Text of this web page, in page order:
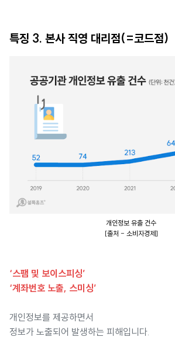
특징 3. 본사 직영 대리점(=코드점)
개인정보 유출 건수
[출처 - 소비자경제]
‘스팸 및 보이스피싱’
‘계좌번호 노출, 스미싱’
개인정보를 제공하면서
정보가 노출되어 발생하는 피해입니다.